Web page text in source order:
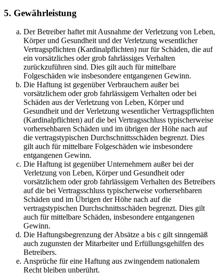
5. Gewährleistung
Der Betreiber haftet mit Ausnahme der Verletzung von Leben,
Körper und Gesundheit und der Verletzung wesentlicher
Vertragspflichten (Kardinalpflichten) nur für Schäden, die auf
ein vorsätzliches oder grob fahrlässiges Verhalten
zurückzuführen sind. Dies gilt auch für mittelbare
Folgeschäden wie insbesondere entgangenen Gewinn.
Die Haftung ist gegenüber Verbrauchern außer bei
vorsätzlichem oder grob fahrlässigem Verhalten oder bei
Schäden aus der Verletzung von Leben, Körper und
Gesundheit und der Verletzung wesentlicher Vertragspflichten
(Kardinalpflichten) auf die bei Vertragsschluss typischerweise
vorhersehbaren Schäden und im übrigen der Höhe nach auf
die vertragstypischen Durchschnittsschäden begrenzt. Dies
gilt auch für mittelbare Folgeschäden wie insbesondere
entgangenen Gewinn.
Die Haftung ist gegenüber Unternehmern außer bei der
Verletzung von Leben, Körper und Gesundheit oder
vorsätzlichem oder grob fahrlässigem Verhalten des Betreibers
auf die bei Vertragsschluss typischerweise vorhersehbaren
Schäden und im Übrigen der Höhe nach auf die
vertragstypischen Durchschnittsschäden begrenzt. Dies gilt
auch für mittelbare Schäden, insbesondere entgangenen
Gewinn.
Die Haftungsbegrenzung der Absätze a bis c gilt sinngemäß
auch zugunsten der Mitarbeiter und Erfüllungsgehilfen des
Betreibers.
Ansprüche für eine Haftung aus zwingendem nationalem
Recht bleiben unberührt.